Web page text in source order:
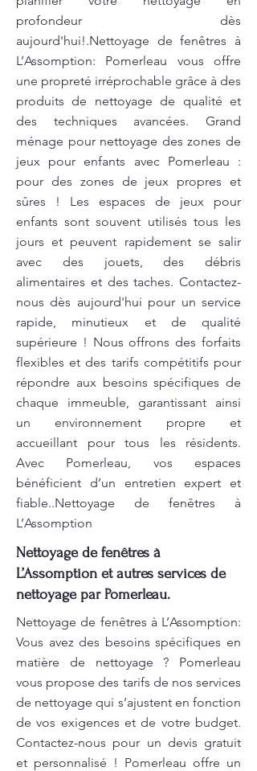
profondeur dès
aujourd'hui!.Nettoyage de fenêtres à
L’Assomption: Pomerleau vous offre
une propreté irréprochable grâce à des
produits de nettoyage de qualité et
des techniques avancées. Grand
ménage pour nettoyage des zones de
jeux pour enfants avec Pomerleau :
pour des zones de jeux propres et
sûres ! Les espaces de jeux pour
enfants sont souvent utilisés tous les
jours et peuvent rapidement se salir
avec des jouets, des débris
alimentaires et des taches. Contactez-
nous dès aujourd'hui pour un service
rapide, minutieux et de qualité
supérieure ! Nous offrons des forfaits
flexibles et des tarifs compétitifs pour
répondre aux besoins spécifiques de
chaque immeuble, garantissant ainsi
un environnement propre et
accueillant pour tous les résidents.
Avec Pomerleau, vos espaces
bénéficient d’un entretien expert et
fiable..Nettoyage de fenêtres à
L’Assomption
Nettoyage de fenêtres à
L’Assomption et autres services de
nettoyage par Pomerleau.
Nettoyage de fenêtres à L’Assomption:
Vous avez des besoins spécifiques en
matière de nettoyage ? Pomerleau
vous propose des tarifs de nos services
de nettoyage qui s’ajustent en fonction
de vos exigences et de votre budget.
Contactez-nous pour un devis gratuit
et personnalisé ! Pomerleau offre un